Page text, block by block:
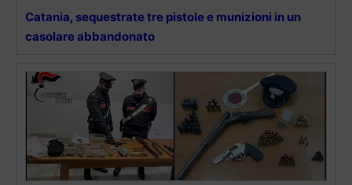
Catania, sequestrate tre pistole e munizioni in un
casolare abbandonato